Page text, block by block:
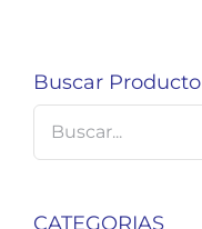
Buscar Producto
CATEGORIAS